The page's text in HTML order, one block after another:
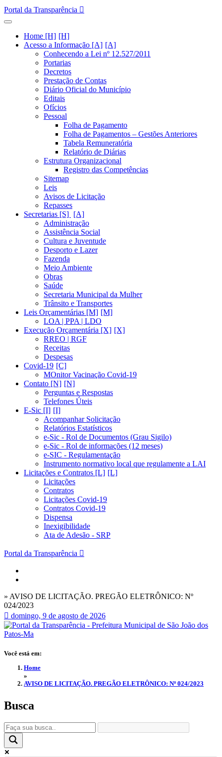
Portal da Transparência
Home [H]
Acesso a Informação [A]
Conhecendo a Lei nº 12.527/2011
Portarias
Decretos
Prestação de Contas
Diário Oficial do Município
Editais
Ofícios
Pessoal
Folha de Pagamento
Folha de Pagamentos – Gestões Anteriores
Tabela Remuneratória
Relatório de Diárias
Estrutura Organizacional
Registro das Competências
Sitemap
Leis
Avisos de Licitação
Repasses
Secretarias [S]
Administração
Assistência Social
Cultura e Juventude
Desporto e Lazer
Fazenda
Meio Ambiente
Obras
Saúde
Secretaria Municipal da Mulher
Trânsito e Transportes
Leis Orçamentárias [M]
LOA | PPA | LDO
Execução Orçamentária [X]
RREO | RGF
Receitas
Despesas
Covid-19
MOnitor Vacinação Covid-19
Contato [N]
Perguntas e Respostas
Telefones Úteis
E-Sic [I]
Acompanhar Solicitação
Relatórios Estatísticos
e-Sic - Rol de Documentos (Grau Sigilo)
e-Sic - Rol de informações (12 meses)
e-SIC - Regulamentação
Instrumento normativo local que regulamente a LAI
Licitações e Contratos [L]
Licitações
Contratos
Licitações Covid-19
Contratos Covid-19
Dispensa
Inexigibilidade
Ata de Adesão - SRP
Portal da Transparência
» AVISO DE LICITAÇÃO. PREGÃO ELETRÔNICO: Nº
024/2023
domingo, 9 de agosto de 2026
Você está em:
Home
»
AVISO DE LICITAÇÃO. PREGÃO ELETRÔNICO: Nº 024/2023
Busca